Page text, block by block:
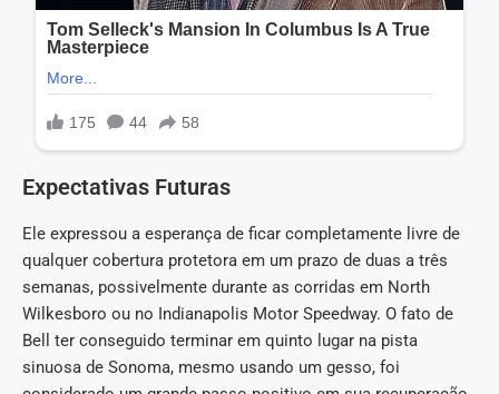
Expectativas Futuras
Ele expressou a esperança de ficar completamente livre de
qualquer cobertura protetora em um prazo de duas a três
semanas, possivelmente durante as corridas em North
Wilkesboro ou no Indianapolis Motor Speedway. O fato de
Bell ter conseguido terminar em quinto lugar na pista
sinuosa de Sonoma, mesmo usando um gesso, foi